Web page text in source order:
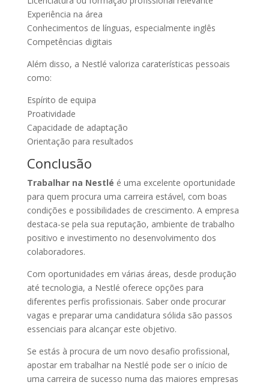
Experiência na área
Conhecimentos de línguas, especialmente inglês
Competências digitais
Além disso, a Nestlé valoriza caraterísticas pessoais
como:
Espírito de equipa
Proatividade
Capacidade de adaptação
Orientação para resultados
Conclusão
Trabalhar na Nestlé é uma excelente oportunidade
para quem procura uma carreira estável, com boas
condições e possibilidades de crescimento. A empresa
destaca-se pela sua reputação, ambiente de trabalho
positivo e investimento no desenvolvimento dos
colaboradores.
Com oportunidades em várias áreas, desde produção
até tecnologia, a Nestlé oferece opções para
diferentes perfis profissionais. Saber onde procurar
vagas e preparar uma candidatura sólida são passos
essenciais para alcançar este objetivo.
Se estás à procura de um novo desafio profissional,
apostar em trabalhar na Nestlé pode ser o início de
uma carreira de sucesso numa das maiores empresas